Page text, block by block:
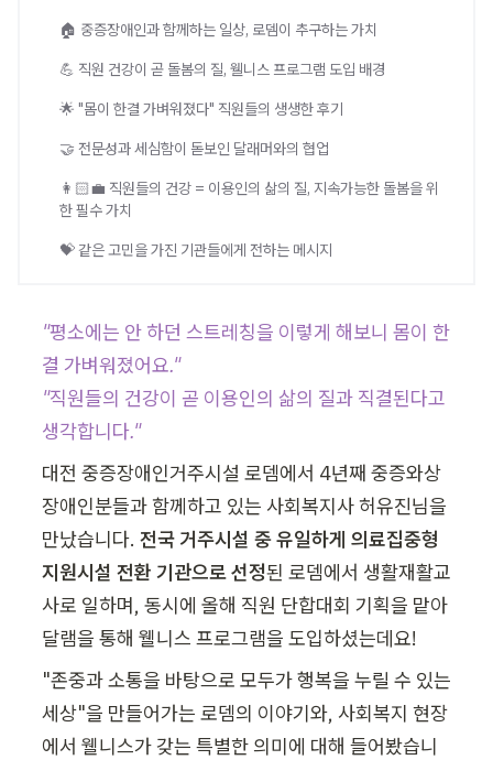
🏠 중증장애인과 함께하는 일상, 로뎀이 추구하는 가치
💪 직원 건강이 곧 돌봄의 질, 웰니스 프로그램 도입 배경
🌟 "몸이 한결 가벼워졌다" 직원들의 생생한 후기
🤝 전문성과 세심함이 돋보인 달래머와의 협업
👩🏻‍💼 직원들의 건강 = 이용인의 삶의 질, 지속가능한 돌봄을 위
한 필수 가치
💝 같은 고민을 가진 기관들에게 전하는 메시지
"평소에는 안 하던 스트레칭을 이렇게 해보니 몸이 한
결 가벼워졌어요."
"직원들의 건강이 곧 이용인의 삶의 질과 직결된다고
생각합니다."
대전 중증장애인거주시설 로뎀에서 4년째 중증와상
장애인분들과 함께하고 있는 사회복지사 허유진님을
만났습니다. 전국 거주시설 중 유일하게 의료집중형
지원시설 전환 기관으로 선정된 로뎀에서 생활재활교
사로 일하며, 동시에 올해 직원 단합대회 기획을 맡아
달램을 통해 웰니스 프로그램을 도입하셨는데요!
"존중과 소통을 바탕으로 모두가 행복을 누릴 수 있는
세상"을 만들어가는 로뎀의 이야기와, 사회복지 현장
에서 웰니스가 갖는 특별한 의미에 대해 들어봤습니